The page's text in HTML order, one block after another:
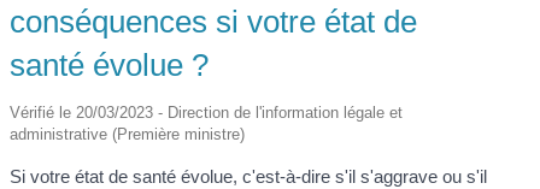
conséquences si votre état de
santé évolue ?
Vérifié le 20/03/2023 - Direction de l'information légale et
administrative (Première ministre)
Si votre état de santé évolue, c'est-à-dire s'il s'aggrave ou s'il